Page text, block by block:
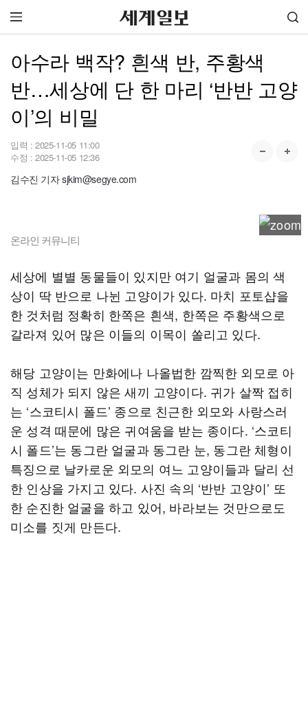
아수라 백작? 흰색 반, 주황색
반…세상에 단 한 마리 ‘반반 고양
이’의 비밀
입력 : 2025-11-05 11:00
수정 : 2025-11-05 12:36
김수진 기자 sjkim@segye.com
온라인 커뮤니티
세상에 별별 동물들이 있지만 여기 얼굴과 몸의 색
상이 딱 반으로 나뉜 고양이가 있다. 마치 포토샵을
한 것처럼 정확히 한쪽은 흰색, 한쪽은 주황색으로
갈라져 있어 많은 이들의 이목이 쏠리고 있다.
해당 고양이는 만화에나 나올법한 깜찍한 외모로 아
직 성체가 되지 않은 새끼 고양이다. 귀가 살짝 접히
는 ‘스코티시 폴드’ 종으로 친근한 외모와 사랑스러
운 성격 때문에 많은 귀여움을 받는 종이다. ‘스코티
시 폴드’는 동그란 얼굴과 동그란 눈, 동그란 체형이
특징으로 날카로운 외모의 여느 고양이들과 달리 선
한 인상을 가지고 있다. 사진 속의 ‘반반 고양이’ 또
한 순진한 얼굴을 하고 있어, 바라보는 것만으로도
미소를 짓게 만든다.